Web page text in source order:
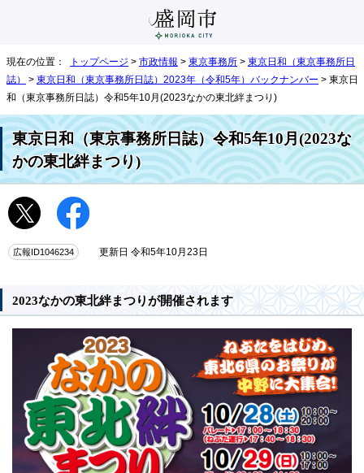
現在の位置： トップページ > 市政情報 > 東京事務所 > 東京日和（東京事務所日
誌）
> 東京日和（東京事務所日誌）2023年（令和5年）バックナンバー > 東京日
和（東京事務所日誌）令和5年10月(2023なかの東北絆まつり)
東京日和（東京事務所日誌）令和5年10月(2023な
かの東北絆まつり)
広報ID1046234 更新日 令和5年10月23日
2023なかの東北絆まつりが開催されます